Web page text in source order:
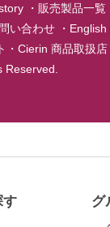
・ 販売製品一覧
い合わせ ・
・ Cierin 商品取扱店
Reserved.
す グ